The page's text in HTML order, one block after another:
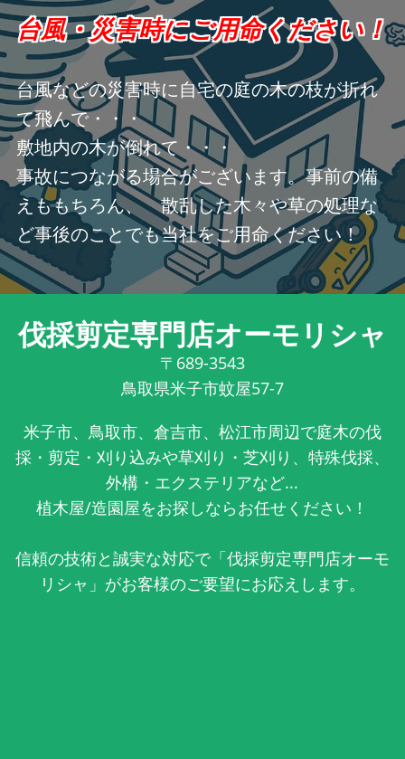
台風・災害時にご用命ください！
台風などの災害時に自宅の庭の木の枝が折れ
て飛んで・・・
敷地内の木が倒れて・・・
事故につながる場合がございます。事前の備
えももちろん、 散乱した木々や草の処理な
ど事後のことでも当社をご用命ください！
伐採剪定専門店オーモリシャ
〒689-3543
鳥取県米子市蚊屋57-7
米子市、鳥取市、倉吉市、松江市周辺で庭木の伐
採・剪定・刈り込みや草刈り・芝刈り、特殊伐採、
外構・エクステリアなど...
植木屋/造園屋をお探しならお任せください！
信頼の技術と誠実な対応で「伐採剪定専門店オーモ
リシャ」がお客様のご要望にお応えします。